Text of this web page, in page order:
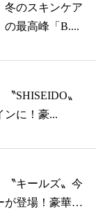
冬のスキンケア
の最高峰「B....
SHISEIDO〟
ンに！豪...
〝キールズ〟今
が登場！豪華